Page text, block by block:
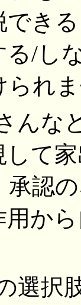
でき
る/し
られ
んな
て
承認
か
選択